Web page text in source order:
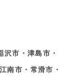
市・津島市・
南市・常滑市・